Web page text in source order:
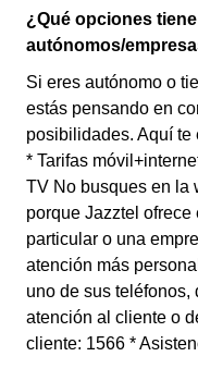
¿Qué opciones
autónomos/
Si eres autónomo o
estás pensando en
posibilidades. Aquí te
* Tarifas
TV No busques en la
porque Jazztel
particular o una
atención más
uno de sus
atención al cliente o
cliente: 1566 *